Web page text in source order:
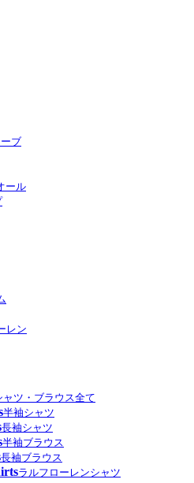
ブ
ール
レン
ャツ・ブラウス全て
半袖シャツ
長袖シャツ
半袖ブラウス
長袖ブラウス
ラルフローレンシャツ